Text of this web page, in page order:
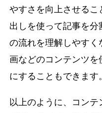
やすさを向上させる
出しを使って記事を
の流れを理解しやす
画などのコンテンツ
にすることもできます
以上のように、コン